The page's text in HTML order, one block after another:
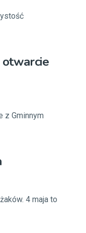
otwarcie
z Gminnym
4 maja to